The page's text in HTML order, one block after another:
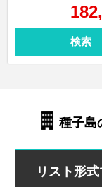
検索
種子島
リスト形